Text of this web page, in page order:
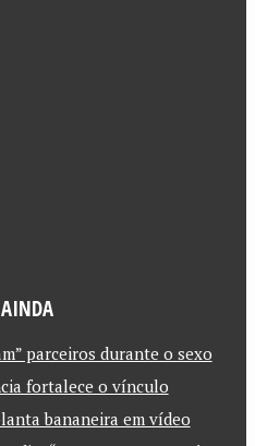
parceiros durante o sexo
fortalece o vínculo
bananeira em vídeo